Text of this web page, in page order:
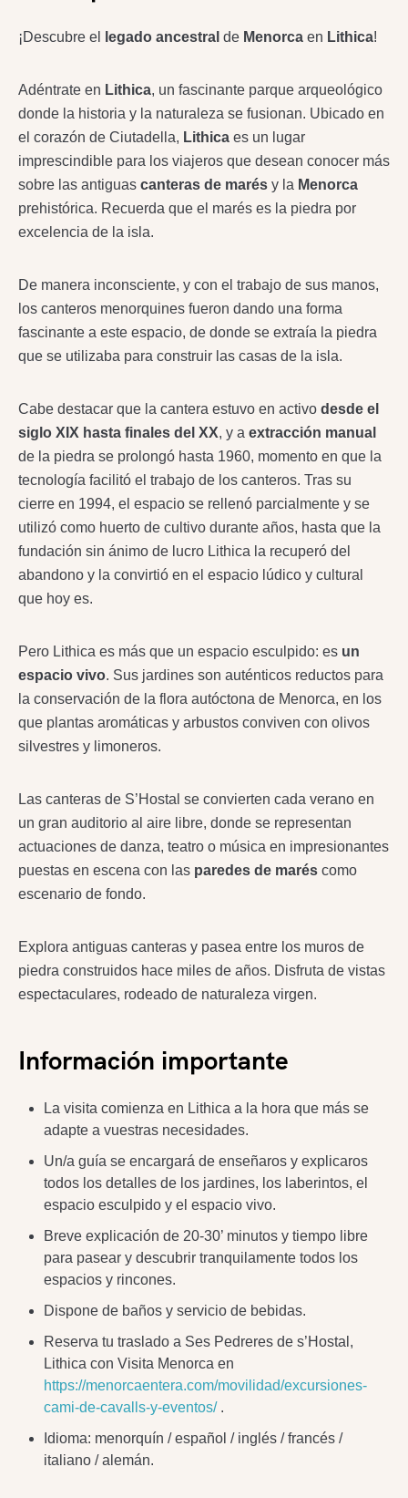
¡Descubre el legado ancestral de Menorca en Lithica!
Adéntrate en Lithica, un fascinante parque arqueológico
donde la historia y la naturaleza se fusionan. Ubicado en
el corazón de Ciutadella, Lithica es un lugar
imprescindible para los viajeros que desean conocer más
sobre las antiguas canteras de marés y la Menorca
prehistórica. Recuerda que el marés es la piedra por
excelencia de la isla.
De manera inconsciente, y con el trabajo de sus manos,
los canteros menorquines fueron dando una forma
fascinante a este espacio, de donde se extraía la piedra
que se utilizaba para construir las casas de la isla.
Cabe destacar que la cantera estuvo en activo desde el
siglo XIX hasta finales del XX, y a extracción manual
de la piedra se prolongó hasta 1960, momento en que la
tecnología facilitó el trabajo de los canteros. Tras su
cierre en 1994, el espacio se rellenó parcialmente y se
utilizó como huerto de cultivo durante años, hasta que la
fundación sin ánimo de lucro Lithica la recuperó del
abandono y la convirtió en el espacio lúdico y cultural
que hoy es.
Pero Lithica es más que un espacio esculpido: es un
espacio vivo. Sus jardines son auténticos reductos para
la conservación de la flora autóctona de Menorca, en los
que plantas aromáticas y arbustos conviven con olivos
silvestres y limoneros.
Las canteras de S’Hostal se convierten cada verano en
un gran auditorio al aire libre, donde se representan
actuaciones de danza, teatro o música en impresionantes
puestas en escena con las paredes de marés como
escenario de fondo.
Explora antiguas canteras y pasea entre los muros de
piedra construidos hace miles de años. Disfruta de vistas
espectaculares, rodeado de naturaleza virgen.
Información importante
La visita comienza en Lithica a la hora que más se
adapte a vuestras necesidades.
Un/a guía se encargará de enseñaros y explicaros
todos los detalles de los jardines, los laberintos, el
espacio esculpido y el espacio vivo.
Breve explicación de 20-30’ minutos y tiempo libre
para pasear y descubrir tranquilamente todos los
espacios y rincones.
Dispone de baños y servicio de bebidas.
Reserva tu traslado a Ses Pedreres de s’Hostal,
Lithica con Visita Menorca en
https://menorcaentera.com/movilidad/excursiones-
cami-de-cavalls-y-eventos/.
Idioma: menorquín / español / inglés / francés /
italiano / alemán.